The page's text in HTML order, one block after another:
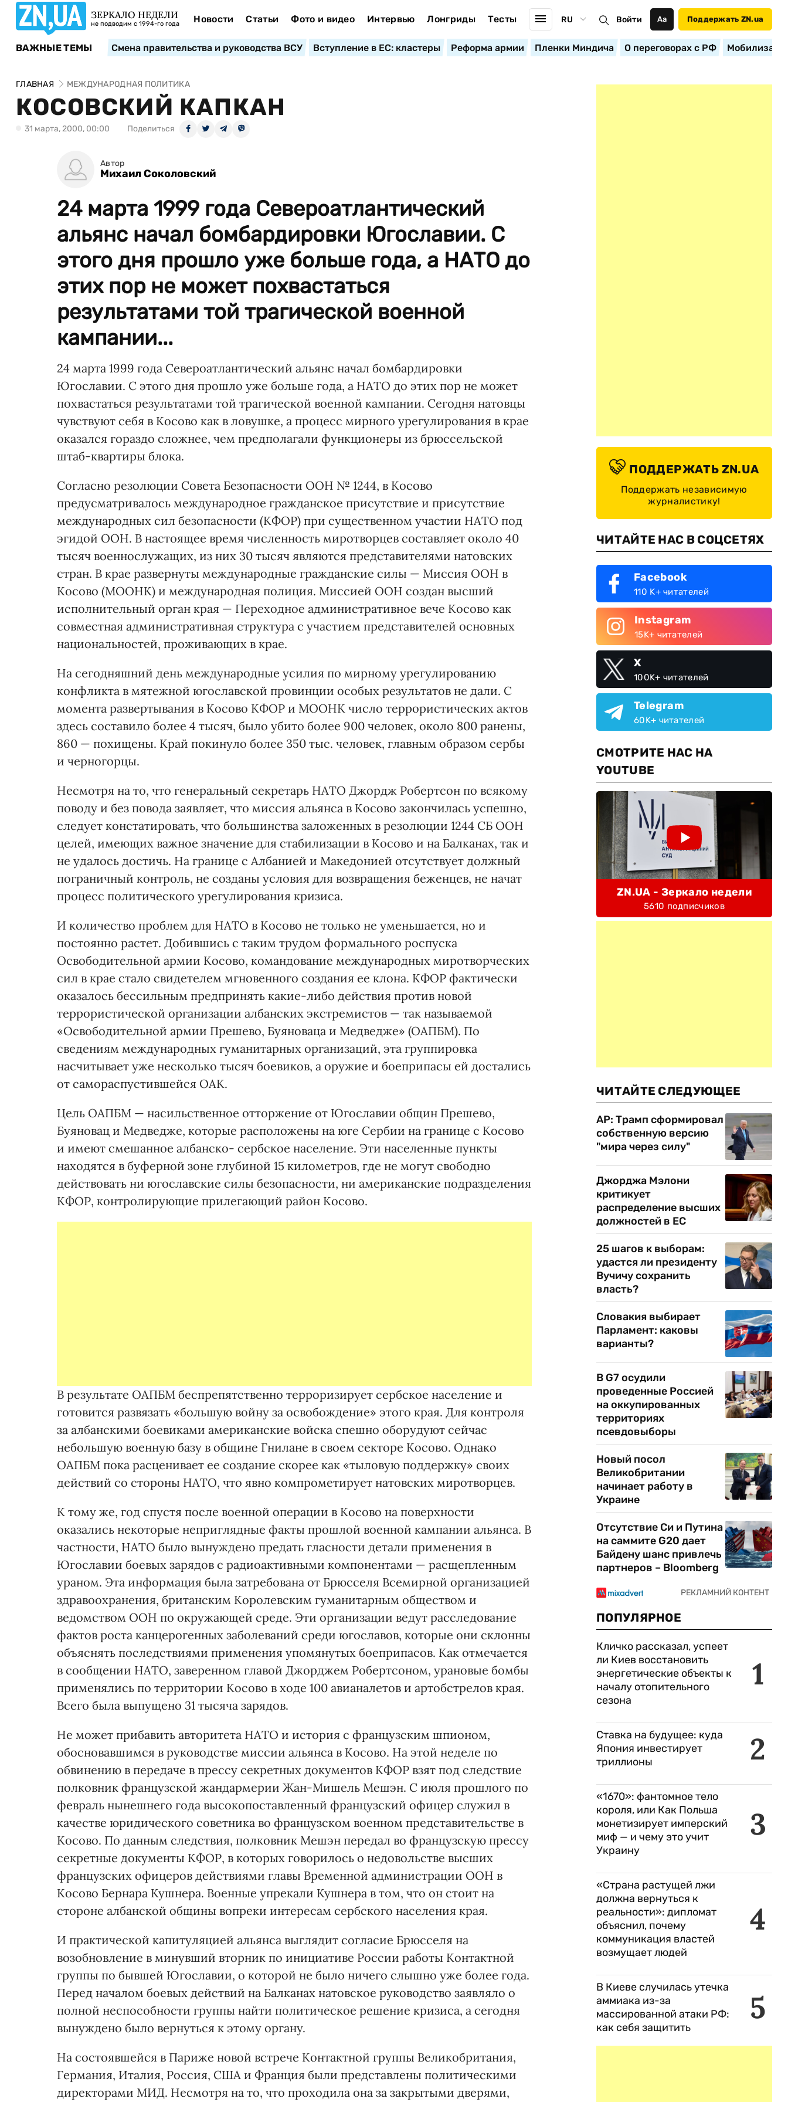
ЗЕРКАЛО НЕДЕЛИ
не подводим с 1994-го года Новости Статьи Фото и видео Интервью Лонгриды Тесты RU Войти Аа Поддержать ZN.ua
ВАЖНЫЕ ТЕМЫ Смена правительства и руководства ВСУ Вступление в ЕС: кластеры Реформа армии Пленки Миндича О переговорах с РФ
ГЛАВНАЯ МЕЖДУНАРОДНАЯ ПОЛИТИКА
КОСОВСКИЙ КАПКАН
31 марта, 2000, 00:00 Поделиться
Автор
Михаил Соколовский
24 марта 1999 года Североатлантический
альянс начал бомбардировки Югославии. С
этого дня прошло уже больше года, а НАТО до
этих пор не может похвастаться
результатами той трагической военной
кампании...
24 марта 1999 года Североатлантический альянс начал бомбардировки
Югославии. С этого дня прошло уже больше года, а НАТО до этих пор не может
похвастаться результатами той трагической военной кампании. Сегодня натовцы
чувствуют себя в Косово как в ловушке, а процесс мирного урегулирования в крае
оказался гораздо сложнее, чем предполагали функционеры из брюссельской
штаб-квартиры блока.
Согласно резолюции Совета Безопасности ООН № 1244, в Косово
предусматривалось международное гражданское присутствие и присутствие
международных сил безопасности (КФОР) при существенном участии НАТО под
эгидой ООН. В настоящее время численность миротворцев составляет около 40
тысяч военнослужащих, из них 30 тысяч являются представителями натовских
стран. В крае развернуты международные гражданские силы — Миссия ООН в
Косово (МООНК) и международная полиция. Миссией ООН создан высший
исполнительный орган края — Переходное административное вече Косово как
совместная административная структура с участием представителей основных
национальностей, проживающих в крае.
На сегодняшний день международные усилия по мирному урегулированию
конфликта в мятежной югославской провинции особых результатов не дали. С
момента развертывания в Косово КФОР и МООНК число террористических актов
здесь составило более 4 тысяч, было убито более 900 человек, около 800 ранены,
860 — похищены. Край покинуло более 350 тыс. человек, главным образом сербы
и черногорцы.
Несмотря на то, что генеральный секретарь НАТО Джордж Робертсон по всякому
поводу и без повода заявляет, что миссия альянса в Косово закончилась успешно,
следует констатировать, что большинства заложенных в резолюции 1244 СБ ООН
целей, имеющих важное значение для стабилизации в Косово и на Балканах, так и
не удалось достичь. На границе с Албанией и Македонией отсутствует должный
пограничный контроль, не созданы условия для возвращения беженцев, не начат
процесс политического урегулирования кризиса.
И количество проблем для НАТО в Косово не только не уменьшается, но и
постоянно растет. Добившись с таким трудом формального роспуска
Освободительной армии Косово, командование международных миротворческих
сил в крае стало свидетелем мгновенного создания ее клона. КФОР фактически
оказалось бессильным предпринять какие-либо действия против новой
террористической организации албанских экстремистов — так называемой
«Освободительной армии Прешево, Буяноваца и Медведже» (ОАПБМ). По
сведениям международных гуманитарных организаций, эта группировка
насчитывает уже несколько тысяч боевиков, а оружие и боеприпасы ей достались
от самораспустившейся ОАК.
Цель ОАПБМ — насильственное отторжение от Югославии общин Прешево,
Буяновац и Медведже, которые расположены на юге Сербии на границе с Косово
и имеют смешанное албанско- сербское население. Эти населенные пункты
находятся в буферной зоне глубиной 15 километров, где не могут свободно
действовать ни югославские силы безопасности, ни американские подразделения
КФОР, контролирующие прилегающий район Косово.
В результате ОАПБМ беспрепятственно терроризирует сербское население и
готовится развязать «большую войну за освобождение» этого края. Для контроля
за албанскими боевиками американские войска спешно оборудуют сейчас
небольшую военную базу в общине Гнилане в своем секторе Косово. Однако
ОАПБМ пока расценивает ее создание скорее как «тыловую поддержку» своих
действий со стороны НАТО, что явно компрометирует натовских миротворцев.
К тому же, год спустя после военной операции в Косово на поверхности
оказались некоторые неприглядные факты прошлой военной кампании альянса. В
частности, НАТО было вынуждено предать гласности детали применения в
Югославии боевых зарядов с радиоактивными компонентами — расщепленным
ураном. Эта информация была затребована от Брюсселя Всемирной организацией
здравоохранения, британским Королевским гуманитарным обществом и
ведомством ООН по окружающей среде. Эти организации ведут расследование
фактов роста канцерогенных заболеваний среди югославов, которые они склонны
объяснять последствиями применения упомянутых боеприпасов. Как отмечается
в сообщении НАТО, заверенном главой Джорджем Робертсоном, урановые бомбы
применялись по территории Косово в ходе 100 авианалетов и артобстрелов края.
Всего была выпущено 31 тысяча зарядов.
Не может прибавить авторитета НАТО и история с французским шпионом,
обосновавшимся в руководстве миссии альянса в Косово. На этой неделе по
обвинению в передаче в прессу секретных документов КФОР взят под следствие
полковник французской жандармерии Жан-Мишель Мешэн. С июля прошлого по
февраль нынешнего года высокопоставленный французский офицер служил в
качестве юридического советника во французском военном представительстве в
Косово. По данным следствия, полковник Мешэн передал во французскую прессу
секретные документы КФОР, в которых говорилось о недовольстве высших
французских офицеров действиями главы Временной администрации ООН в
Косово Бернара Кушнера. Военные упрекали Кушнера в том, что он стоит на
стороне албанской общины вопреки интересам сербского населения края.
И практической капитуляцией альянса выглядит согласие Брюсселя на
возобновление в минувший вторник по инициативе России работы Контактной
группы по бывшей Югославии, о которой не было ничего слышно уже более года.
Перед началом боевых действий на Балканах натовское руководство заявляло о
полной неспособности группы найти политическое решение кризиса, а сегодня
вынуждено было вернуться к этому органу.
На состоявшейся в Париже новой встрече Контактной группы Великобритания,
Германия, Италия, Россия, США и Франция были представлены политическими
директорами МИД. Несмотря на то, что проходила она за закрытыми дверями,
ПОДДЕРЖАТЬ ZN.UA
Поддержать независимую
журналистику!
ЧИТАЙТЕ НАС В СОЦСЕТЯХ
Facebook
110 K+ читателей
Instagram
15K+ читателей
X
100K+ читателей
Telegram
60K+ читателей
СМОТРИТЕ НАС НА
YOUTUBE
ZN.UA - Зеркало недели
5610 подписчиков
ЧИТАЙТЕ СЛЕДУЮЩЕЕ
AP: Трамп сформировал
собственную версию
"мира через силу"
Джорджа Мэлони
критикует
распределение высших
должностей в ЕС
25 шагов к выборам:
удастся ли президенту
Вучичу сохранить
власть?
Словакия выбирает
Парламент: каковы
варианты?
В G7 осудили
проведенные Россией
на оккупированных
территориях
псевдовыборы
Новый посол
Великобритании
начинает работу в
Украине
Отсутствие Си и Путина
на саммите G20 дает
Байдену шанс привлечь
партнеров – Bloomberg
ПОПУЛЯРНОЕ
1
Кличко рассказал, успеет
ли Киев восстановить
энергетические объекты к
началу отопительного
сезона
2
Ставка на будущее: куда
Япония инвестирует
триллионы
3
«1670»: фантомное тело
короля, или Как Польша
монетизирует имперский
миф — и чему это учит
Украину
4
«Страна растущей лжи
должна вернуться к
реальности»: дипломат
объяснил, почему
коммуникация властей
возмущает людей
5
В Киеве случилась утечка
аммиака из-за
массированной атаки РФ:
как себя защитить